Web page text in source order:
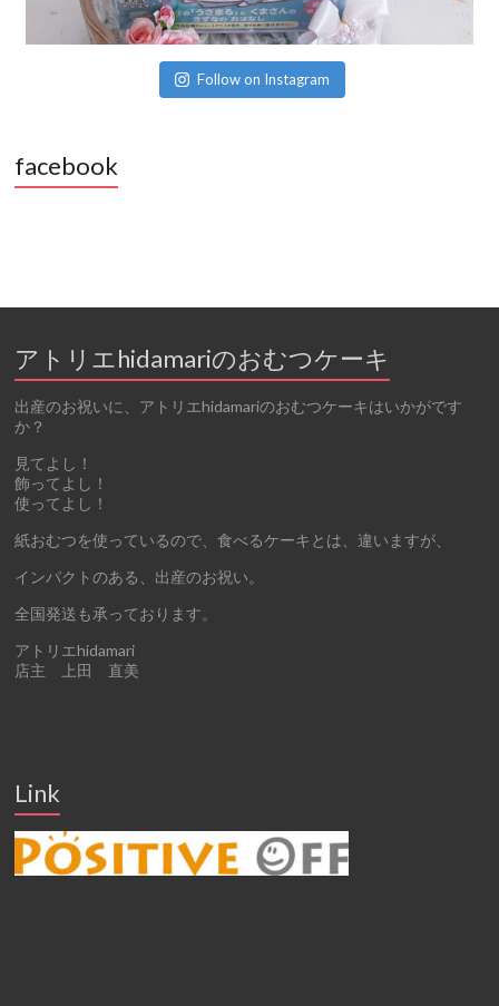
Follow on Instagram
facebook
アトリエhidamariのおむつケーキ
出産のお祝いに、アトリエhidamariのおむつケーキはいかがです
か？
見てよし！
飾ってよし！
使ってよし！
紙おむつを使っているので、食べるケーキとは、違いますが、
インパクトのある、出産のお祝い。
全国発送も承っております。
アトリエhidamari
店主 上田 直美
Link